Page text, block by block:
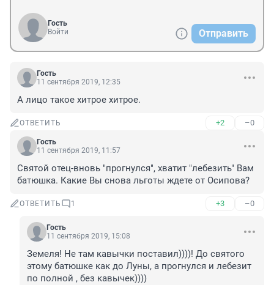
Гость
Войти
Отправить
Гость
11 сентября 2019, 12:35
А лицо такое хитрое хитрое.
ОТВЕТИТЬ +2 –0
Гость
11 сентября 2019, 11:57
Святой отец-вновь "прогнулся", хватит "лебезить" Вам
батюшка. Какие Вы снова льготы ждете от Осипова?
ОТВЕТИТЬ 1 +3 –0
Гость
11 сентября 2019, 15:08
Земеля! Не там кавычки поставил))))! До святого
этому батюшке как до Луны, а прогнулся и лебезит
по полной , без кавычек))))